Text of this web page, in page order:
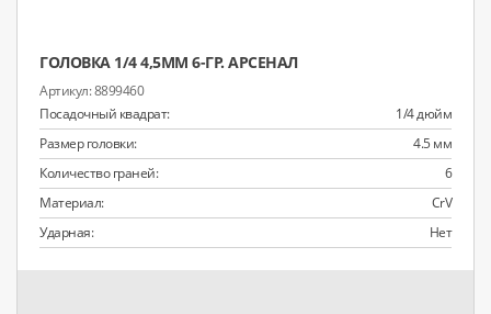
ГОЛОВКА 1/4 4,5ММ 6-ГР. АРСЕНАЛ
8899460
Посадочный квадрат:
1/4 дюйм
Размер головки:
4.5 мм
Количество граней:
6
Материал:
CrV
Ударная:
Нет